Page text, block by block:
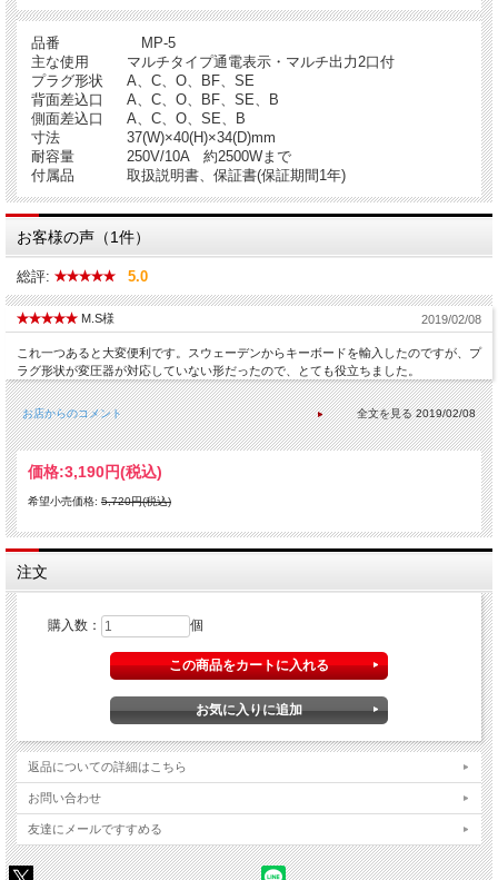
品番
MP-5
主な使用
マルチタイプ通電表示・マルチ出力2口付
プラグ形状
A、C、O、BF、SE
背面差込口
A、C、O、BF、SE、B
側面差込口
A、C、O、SE、B
寸法
37(W)×40(H)×34(D)mm
耐容量
250V/10A 約2500Wまで
付属品
取扱説明書、保証書(保証期間1年)
お客様の声（1件）
総評: 5.0
M.S様 2019/02/08
これ一つあると大変便利です。スウェーデンからキーボードを輸入したのですが、プ
ラグ形状が変圧器が対応していない形だったので、とても役立ちました。
お店からのコメント 2019/02/08
価格:3,190円(税込)
希望小売価格: 5,720円(税込)
注文
購入数： 個
返品についての詳細はこちら
お問い合わせ
友達にメールですすめる